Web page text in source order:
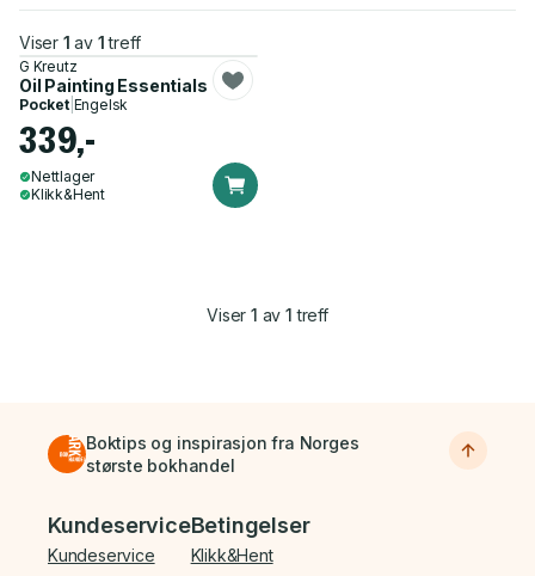
Viser 1 av 1 treff
G Kreutz
Oil Painting Essentials
Pocket| Engelsk
339,-
Nettlager
Klikk&Hent
Viser1 av 1 treff
Boktips og inspirasjon fra Norges
største bokhandel
Bunnmeny
Kundeservice
Kundeservice
Betingelser
Klikk&Hent